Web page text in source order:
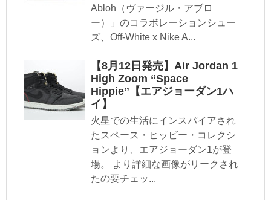
Abloh（ヴァージル・アブロ
ー）」のコラボレーションシュー
ズ、Off-White x Nike A...
【8月12日発売】Air Jordan 1
High Zoom “Space
Hippie”【エアジョーダン1ハ
イ】
火星での生活にインスパイアされ
たスペース・ヒッビー・コレクシ
ョンより、エアジョーダン1が登
場。 より詳細な画像がリークされ
たの要チェッ...